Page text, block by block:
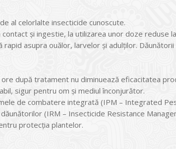
al celorlalte insecticide cunoscute.
și ingestie, la utilizarea unor doze reduse
asupra ouălor, larvelor și adulţilor.
după tratament nu diminuează eficacitatea
sigur pentru om și mediul înconjurător.
de combatere integrată (IPM – Integrated
(IRM – Insecticide Resistance
protecţia plantelor.